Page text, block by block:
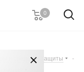
0
и средства защиты
-